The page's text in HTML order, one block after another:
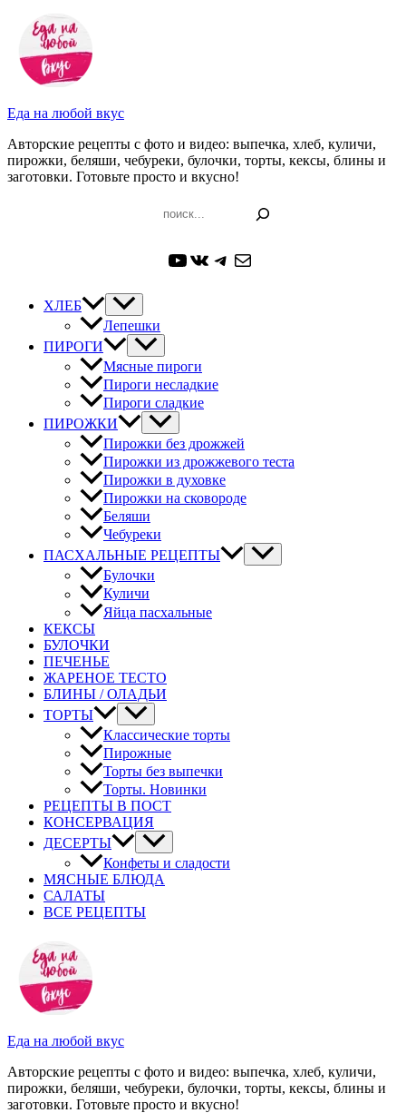
Перейти
содержимому
Еда на любой вкус
Авторские рецепты с фото и видео: выпечка, хлеб, куличи,
пирожки, беляши, чебуреки, булочки, торты, кексы, блины и
заготовки. Готовьте просто и вкусно!
YouTube
ВКонтакте
Telegram
Почта
ХЛЕБ
Лепешки
ПИРОГИ
Мясные пироги
Пироги несладкие
Пироги сладкие
ПИРОЖКИ
Пирожки без дрожжей
Пирожки из дрожжевого теста
Пирожки в духовке
Пирожки на сковороде
Беляши
Чебуреки
ПАСХАЛЬНЫЕ РЕЦЕПТЫ
Булочки
Куличи
Яйца пасхальные
КЕКСЫ
БУЛОЧКИ
ПЕЧЕНЬЕ
ЖАРЕНОЕ ТЕСТО
БЛИНЫ / ОЛАДЬИ
ТОРТЫ
Классические торты
Пирожные
Торты без выпечки
Торты. Новинки
РЕЦЕПТЫ В ПОСТ
КОНСЕРВАЦИЯ
ДЕСЕРТЫ
Конфеты и сладости
МЯСНЫЕ БЛЮДА
САЛАТЫ
ВСЕ РЕЦЕПТЫ
Еда на любой вкус
Авторские рецепты с фото и видео: выпечка, хлеб, куличи,
пирожки, беляши, чебуреки, булочки, торты, кексы, блины и
заготовки. Готовьте просто и вкусно!